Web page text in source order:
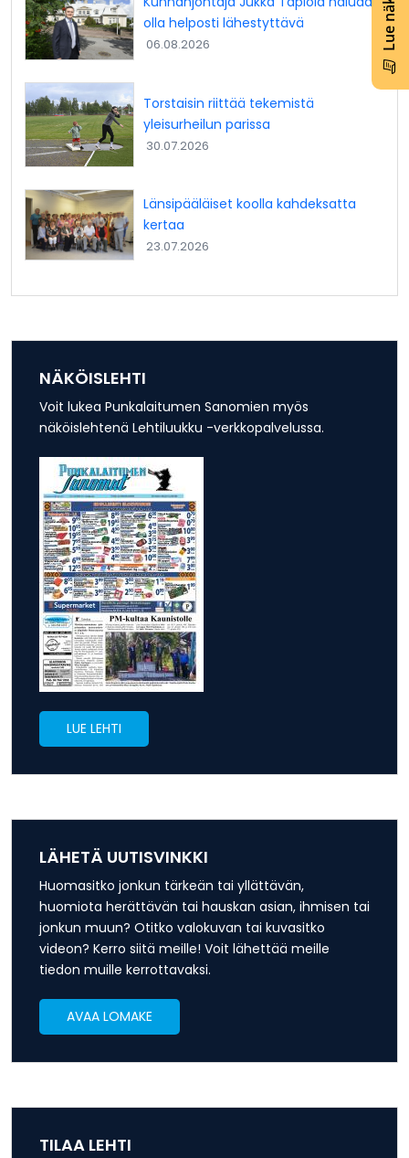
olla helposti lähestyttävä
06.08.2026
Torstaisin riittää tekemistä
yleisurheilun parissa
30.07.2026
Länsipääläiset koolla kahdeksatta
kertaa
23.07.2026
NÄKÖISLEHTI
Voit lukea Punkalaitumen Sanomien myös
näköislehtenä Lehtiluukku -verkkopalvelussa.
LUE LEHTI
LÄHETÄ UUTISVINKKI
Huomasitko jonkun tärkeän tai yllättävän,
huomiota herättävän tai hauskan asian, ihmisen tai
jonkun muun? Otitko valokuvan tai kuvasitko
videon? Kerro siitä meille! Voit lähettää meille
tiedon muille kerrottavaksi.
AVAA LOMAKE
TILAA LEHTI